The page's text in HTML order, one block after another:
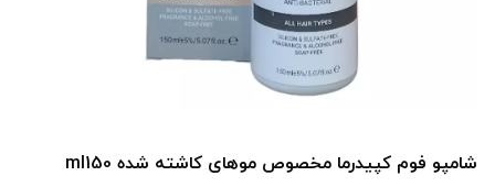
شامپو فوم کپیدرما مخصوص موهای کاشته شده ml150